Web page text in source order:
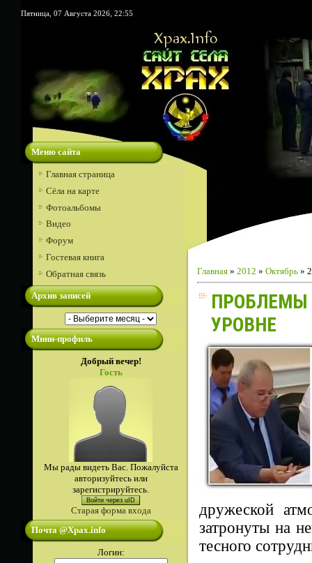
Пятница, 07 Августа 2026, 22:55
Меню сайта
Главная страница
Сёла на карте
Фотоальбомы
Видео
Форум
Гостевая книга
Обратная связь
Архив записей
Мини-профиль
Добрый вечер!
Гость
Мы рады видеть Вас. Пожалуйста
авторизуйтесь или
зарегистрируйтесь.
Войти через uID
Старая форма входа
Почта @Xpax.info
Логин:
Главная » 2012 » Октябрь »
ПРОБЛЕМЫ
УРОВНЕ
дружеской
затронуты на
тесного